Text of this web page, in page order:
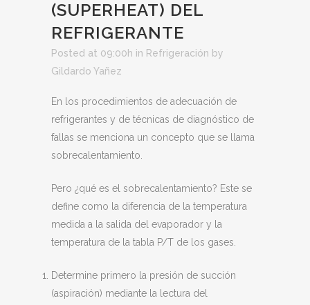
(SUPERHEAT) DEL
REFRIGERANTE
Posted at 09:00h in Refrigeración by
Gildardo Yañez
En los procedimientos de adecuación de
refrigerantes y de técnicas de diagnóstico de
fallas se menciona un concepto que se llama
sobrecalentamiento.
Pero ¿qué es el sobrecalentamiento? Este se
define como la diferencia de la temperatura
medida a la salida del evaporador y la
temperatura de la tabla P/T de los gases.
Determine primero la presión de succión
(aspiración) mediante la lectura del